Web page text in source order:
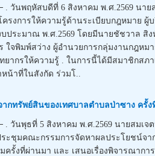
นพฤหัสบดีที่ 6 สิงหาคม พ.ศ.2569 นาย
รงการให้ความรู้ด้านระเบียบกฎหมาย ผู้
ประมาณ พ.ศ.2569 โดยมีนายชัชวาล สิ
จพิมพ์สว่าง ผู้อำนวยการกลุ่มงานกฎหมา
ากรให้ความรู้ . ในการนี้ได้มีสมาชิกสภ
น้าที่ในสังกัด ร่วมโ..
ทรัพย์สินของเทศบาลตำบลป่าซาง ครั้งที่
นพุธที่ 5 สิงหาคม พ.ศ.2569 นายสมเจ
ะชุมคณะกรรมการจัดหาผลประโยชน์จ
มครั้งที่ผ่านมา และ เสนอเรื่องพิจารณาก